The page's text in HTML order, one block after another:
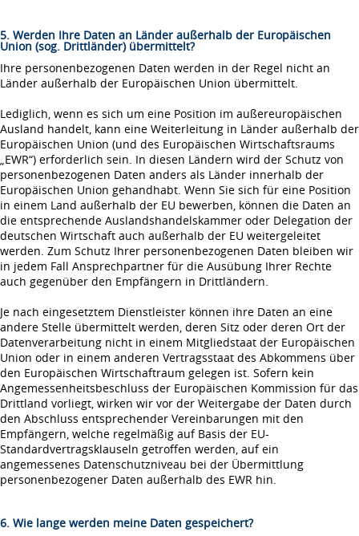
5. Werden Ihre Daten an Länder außerhalb der Europäischen
Union (sog. Drittländer) übermittelt?
Ihre personenbezogenen Daten werden in der Regel nicht an
Länder außerhalb der Europäischen Union übermittelt.
Lediglich, wenn es sich um eine Position im außereuropäischen
Ausland handelt, kann eine Weiterleitung in Länder außerhalb der
Europäischen Union (und des Europäischen Wirtschaftsraums
„EWR“) erforderlich sein. In diesen Ländern wird der Schutz von
personenbezogenen Daten anders als Länder innerhalb der
Europäischen Union gehandhabt. Wenn Sie sich für eine Position
in einem Land außerhalb der EU bewerben, können die Daten an
die entsprechende Auslandshandelskammer oder Delegation der
deutschen Wirtschaft auch außerhalb der EU weitergeleitet
werden. Zum Schutz Ihrer personenbezogenen Daten bleiben wir
in jedem Fall Ansprechpartner für die Ausübung Ihrer Rechte
auch gegenüber den Empfängern in Drittländern.
Je nach eingesetztem Dienstleister können ihre Daten an eine
andere Stelle übermittelt werden, deren Sitz oder deren Ort der
Datenverarbeitung nicht in einem Mitgliedstaat der Europäischen
Union oder in einem anderen Vertragsstaat des Abkommens über
den Europäischen Wirtschaftraum gelegen ist. Sofern kein
Angemessenheitsbeschluss der Europäischen Kommission für das
Drittland vorliegt, wirken wir vor der Weitergabe der Daten durch
den Abschluss entsprechender Vereinbarungen mit den
Empfängern, welche regelmäßig auf Basis der EU-
Standardvertragsklauseln getroffen werden, auf ein
angemessenes Datenschutzniveau bei der Übermittlung
personenbezogener Daten außerhalb des EWR hin.
6. Wie lange werden meine Daten gespeichert?